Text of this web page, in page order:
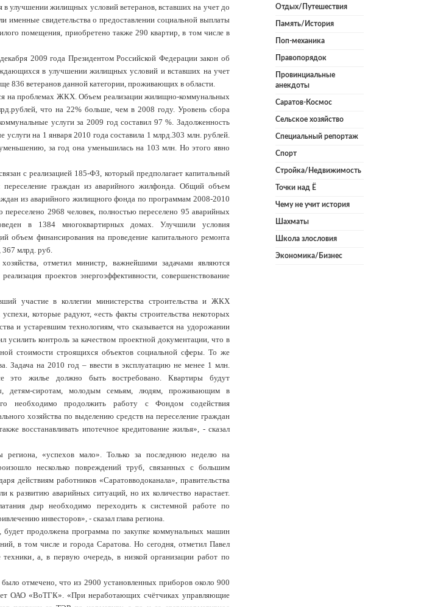
улучшении жилищных условий ветеранов, вставших на учет до
именные свидетельства о предоставлении социальной выплаты
помещения, приобретено также 290 квартир, в том числе в
2009 года Президентом Российской Федерации закон об
в улучшении жилищных условий и вставших на учет
836 ветеранов данной категории, проживающих в области.
на проблемах ЖКХ. Объем реализации жилищно-коммунальных
что на 22% больше, чем в 2008 году. Уровень сбора
услуги за 2009 год составил 97 %. Задолженность
услуги на 1 января 2010 года составила 1 млрд.303 млн. рублей.
за год она уменьшилась на 103 млн. Но этого явно
с реализацией 185-ФЗ, который предполагает капитальный
граждан из аварийного жилфонда. Общий объем
из аварийного жилищного фонда по программам 2008-2010
переселено 2968 человек, полностью переселено 95 аварийных
в 1384 многоквартирных домах. Улучшили условия
объем финансирования на проведение капитального ремонта
367 млрд. руб.
отметил министр, важнейшими задачами являются
проектов энергоэффективности, совершенствование
участие в коллегии министерства строительства и ЖКХ
которые радуют, «есть факты строительства некоторых
и устаревшим технологиям, что сказывается на удорожании
усилить контроль за качеством проектной документации, что в
стоимости строящихся объектов социальной сферы. То же
Задача на 2010 год – ввести в эксплуатацию не менее 1 млн.
это жилье должно быть востребовано. Квартиры будут
детям-сиротам, молодым семьям, людям, проживающим в
необходимо продолжить работу с Фондом содействия
хозяйства по выделению средств на переселение граждан
восстанавливать ипотечное кредитование жилья», - сказал
«успехов мало». Только за последнюю неделю на
несколько повреждений труб, связанных с большим
действиям работников «Саратовводоканала», правительства
к развитию аварийных ситуаций, но их количество нарастает.
дыр необходимо переходить к системной работе по
инвесторов», - сказал глава региона.
будет продолжена программа по закупке коммунальных машин
в том числе и города Саратова. Но сегодня, отметил Павел
а, в первую очередь, в низкой организации работ по
отмечено, что из 2900 установленных приборов около 900
ОАО «ВоТГК». «При неработающих счётчиках управляющие
Отдых/Путешествия
Память/История
Поп-механика
Правопорядок
Провинциальные
анекдоты
Саратов-Космос
Сельское хозяйство
Специальный репортаж
Спорт
Стройка/Недвижимость
Точки над Ё
Чему не учит история
Шахматы
Школа злословия
Экономика/Бизнес